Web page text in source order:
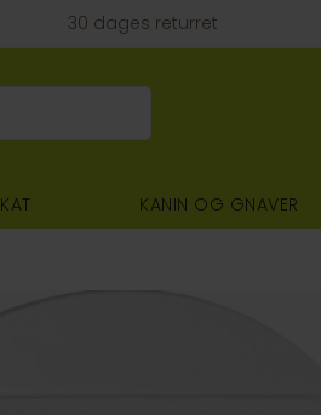
30 dages returret
KAT KANIN OG GNAVER